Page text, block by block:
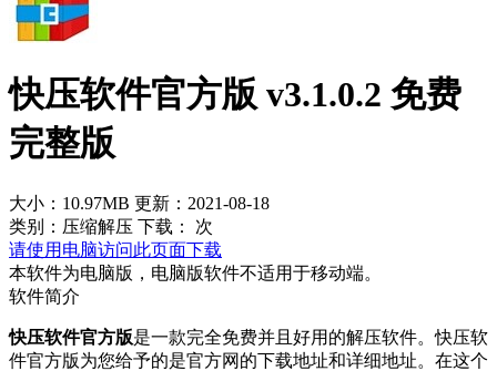
快压软件官方版 v3.1.0.2 免费
完整版
大小：10.97MB 更新：2021-08-18
类别：压缩解压 下载：
次
请使用电脑访问此页面下载
本软件为电脑版，电脑版软件不适用于移动端。
软件简介
快压软件官方版是一款完全免费并且好用的解压软件。快压软
件官方版为您给予的是官方网的下载地址和详细地址。在这个